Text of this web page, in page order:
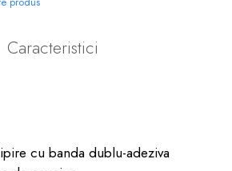
Caracteristici
cu banda dublu-adeziva